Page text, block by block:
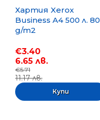
Хартия Xerox
Business A4 500 л. 80
g/m2
€3.40
6.65 лв.
€5.71
11.17 лв.